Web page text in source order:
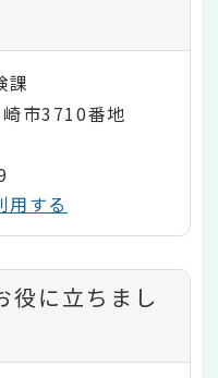
課
市3710番地
用する
役に立ちまし